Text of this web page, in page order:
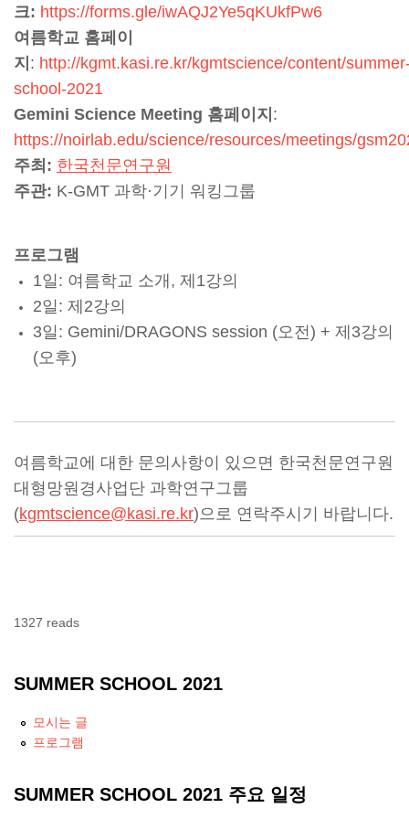
크: https://forms.gle/iwAQJ2Ye5qKUkfPw6
여름학교 홈페이
지 : http://kgmt.kasi.re.kr/kgmtscience/content/
school-2021
Gemini Science Meeting 홈페이지 :
https://noirlab.edu/science/resources/meetings/
주최: 한국천문연구원
주관: K-GMT 과학·기기 워킹그룹
프로그램
1일: 여름학교 소개, 제1강의
2일: 제2강의
3일: Gemini/DRAGONS session (오전) + 제3강의
(오후)
여름학교에 대한 문의사항이 있으면 한국천문연구원
대형망원경사업단 과학연구그룹
(kgmtscience@kasi.re.kr)으로 연락주시기 바랍니다.
1327 reads
SUMMER SCHOOL 2021
모시는 글
프로그램
SUMMER SCHOOL 2021 주요 일정